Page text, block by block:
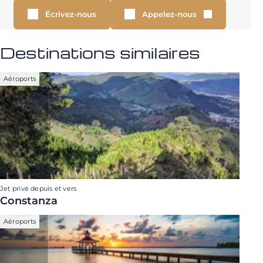
Écrivez-nous Appelez-nous
Destinations similaires
Aéroports
Jet privé depuis et vers
Constanza
Aéroports